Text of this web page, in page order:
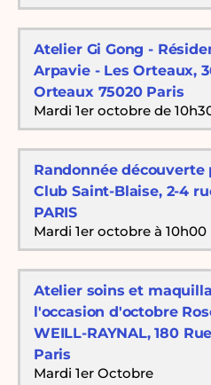
Atelier Gi Gong -
Arpavie - Les Orteaux,
Orteaux 75020 Paris
Mardi 1er octobre de
Randonnée
Club Saint-Blaise, 2-4
PARIS
Mardi 1er octobre à 10h00
Atelier soins et
l'occasion d'octobre
WEILL-RAYNAL, 180
Paris
Mardi 1er Octobre